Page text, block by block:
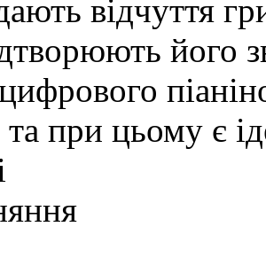
відчуття
його
та при цьому є